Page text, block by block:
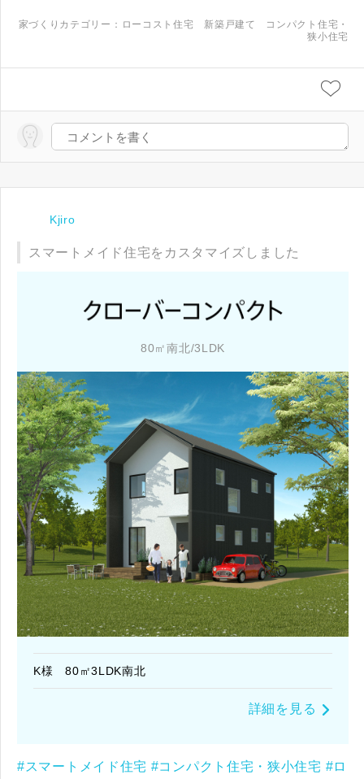
家づくりカテゴリー： ローコスト住宅 新築戸建て
コンパクト住宅・
狭小住宅
Kjiro
スマートメイド住宅をカスタマイズしました
80㎡南北/3LDK
K様 80㎡3LDK南北
詳細を見る
#スマートメイド住宅 #コンパクト住宅・狭小住宅 #ロ